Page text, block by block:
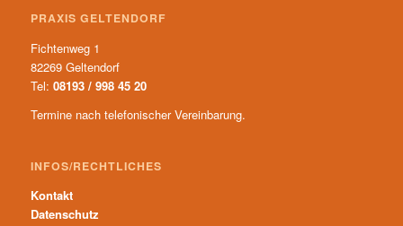
PRAXIS GELTENDORF
Fichtenweg 1
82269 Geltendorf
Tel: 08193 / 998 45 20
Termine nach telefonischer Vereinbarung.
INFOS/RECHTLICHES
Kontakt
Datenschutz